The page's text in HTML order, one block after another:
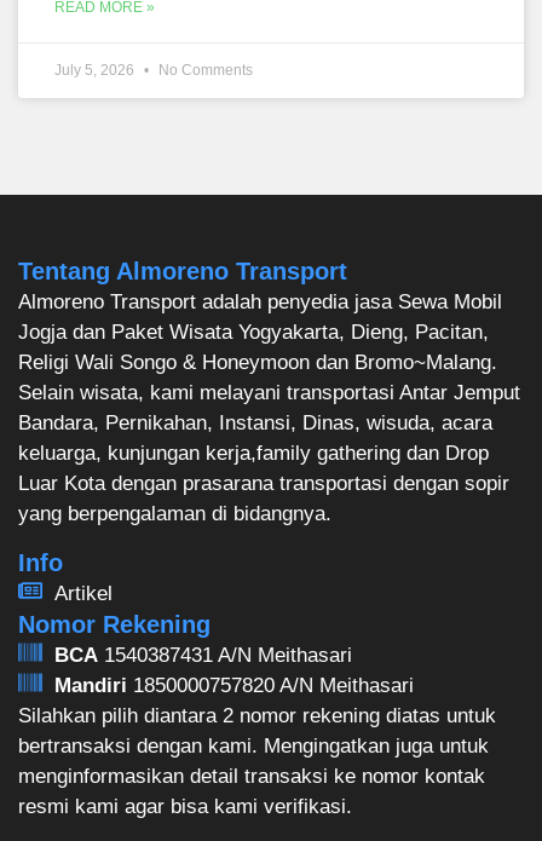
READ MORE »
July 5, 2026 No Comments
Tentang Almoreno Transport
Almoreno Transport adalah penyedia jasa Sewa Mobil
Jogja dan Paket Wisata Yogyakarta, Dieng, Pacitan,
Religi Wali Songo & Honeymoon dan Bromo~Malang.
Selain wisata, kami melayani transportasi Antar Jemput
Bandara, Pernikahan, Instansi, Dinas, wisuda, acara
keluarga, kunjungan kerja,family gathering dan Drop
Luar Kota dengan prasarana transportasi dengan sopir
yang berpengalaman di bidangnya.
Info
Artikel
Nomor Rekening
BCA 1540387431 A/N Meithasari
Mandiri 1850000757820 A/N Meithasari
Silahkan pilih diantara 2 nomor rekening diatas untuk
bertransaksi dengan kami. Mengingatkan juga untuk
menginformasikan detail transaksi ke nomor kontak
resmi kami agar bisa kami verifikasi.